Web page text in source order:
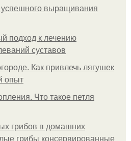
выращивания
подход к лечению
суставов
Как привлечь лягушек
опыт
Что такое петля
грибов в домашних
грибы консервированные